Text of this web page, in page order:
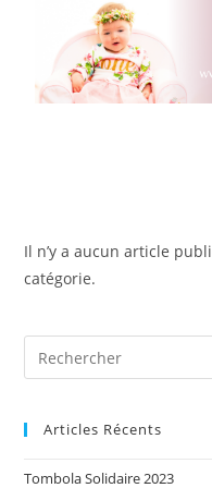
Il n’y a aucun article
catégorie.
Articles Récents
Tombola Solidaire 2023